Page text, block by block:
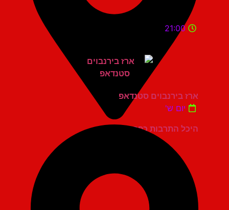
היכל התרבות כפר סבא
21:00
ארז בירנבוים סטנדאפ
יום ש'